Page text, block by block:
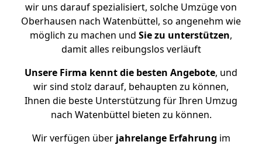
wir uns darauf spezialisiert, solche Umzüge von
Oberhausen nach Watenbüttel, so angenehm wie
möglich zu machen und Sie zu unterstützen,
damit alles reibungslos verläuft
Unsere Firma kennt die besten Angebote, und
wir sind stolz darauf, behaupten zu können,
Ihnen die beste Unterstützung für Ihren Umzug
nach Watenbüttel bieten zu können.
Wir verfügen überjahrelange Erfahrung im